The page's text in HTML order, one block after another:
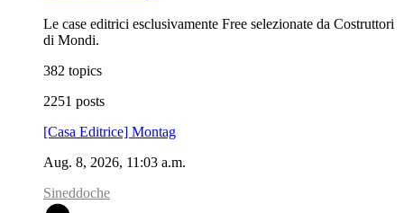
Le case editrici esclusivamente Free selezionate da Costruttori
di Mondi.
382 topics
2251 posts
[Casa Editrice] Montag
Aug. 8, 2026, 11:03 a.m.
Sineddoche